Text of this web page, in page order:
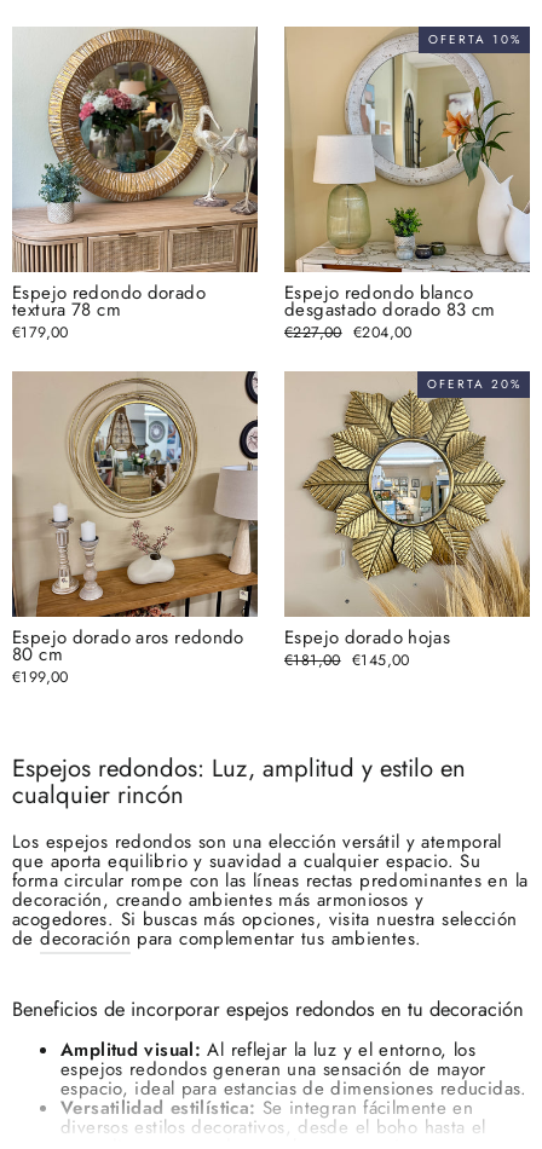
Espejo redondo dorado
textura 78 cm
€179,00
OFERTA 10%
Espejo redondo blanco
desgastado dorado 83 cm
Precio
habitual
€227,00 Precio
€204,00
Espejo dorado aros redondo
80 cm
€199,00
OFERTA 20%
Espejo dorado hojas
Precio
habitual
€181,00 Precio
€145,00
Espejos redondos: Luz, amplitud y estilo en
cualquier rincón
Los espejos redondos son una elección versátil y atemporal
que aporta equilibrio y suavidad a cualquier espacio. Su
forma circular rompe con las líneas rectas predominantes en la
decoración, creando ambientes más armoniosos y
acogedores. Si buscas más opciones, visita nuestra selección
dedecoración para complementar tus ambientes.
Beneficios de incorporar espejos redondos en tu decoración
Amplitud visual: Al reflejar la luz y el entorno, los
espejos redondos generan una sensación de mayor
espacio, ideal para estancias de dimensiones reducidas.
Versatilidad estilística: Se integran fácilmente en
diversos estilos decorativos, desde el boho hasta el